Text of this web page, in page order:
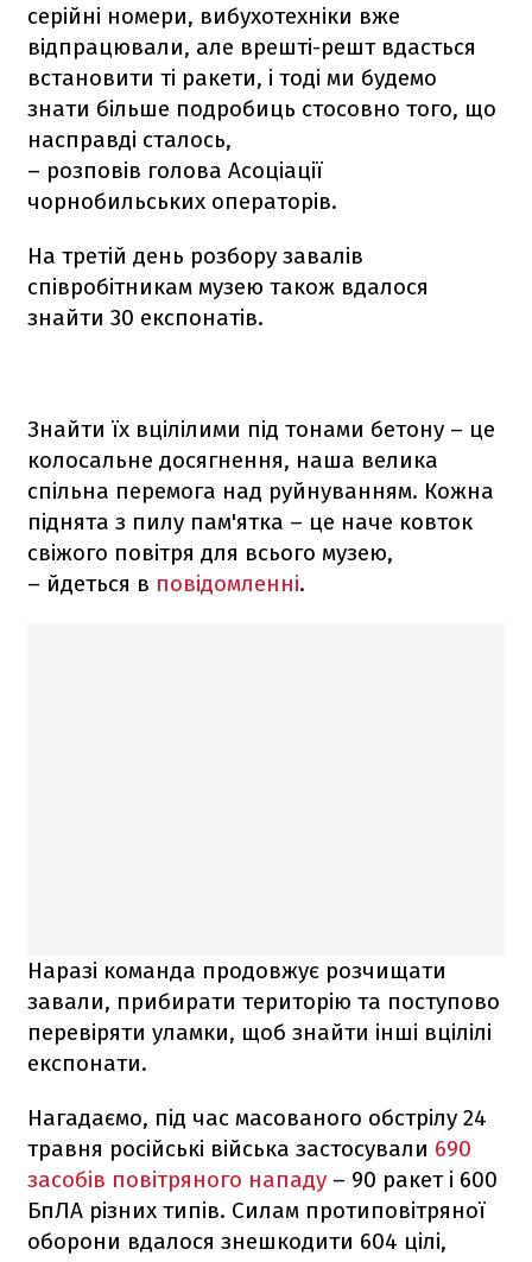
серійні номери, вибухотехніки вже
відпрацювали, але врешті-решт вдасться
встановити ті ракети, і тоді ми будемо
знати більше подробиць стосовно того, що
насправді сталось,
– розповів голова Асоціації
чорнобильських операторів.
На третій день розбору завалів
співробітникам музею також вдалося
знайти 30 експонатів.
Знайти їх вцілілими під тонами бетону – це
колосальне досягнення, наша велика
спільна перемога над руйнуванням. Кожна
піднята з пилу пам'ятка – це наче ковток
свіжого повітря для всього музею,
– йдеться в повідомленні.
Наразі команда продовжує розчищати
завали, прибирати територію та поступово
перевіряти уламки, щоб знайти інші вцілілі
експонати.
Нагадаємо, під час масованого обстрілу 24
травня російські війська застосували 690
засобів повітряного нападу – 90 ракет і 600
БпЛА різних типів. Силам протиповітряної
оборони вдалося знешкодити 604 цілі,